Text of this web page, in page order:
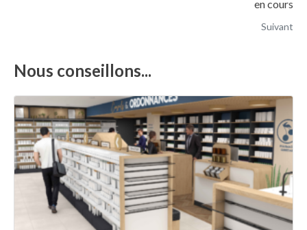
en cours
Suivant
Nous conseillons...